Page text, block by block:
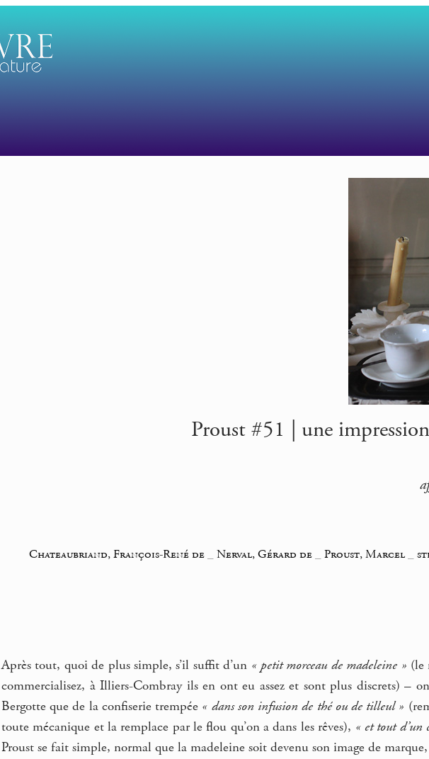
Proust #51 | une
Chateaubriand, François-René de _Nerval, Gérard de _Proust, Marcel _
Après tout, quoi de plus simple, s’il suffit d’un « petit morceau de madeleine » (le
commercialisez, à Illiers-Combray ils en ont eu assez et sont plus discrets) –
Bergotte que de la confiserie trempée « dans son infusion de thé ou de tilleul »
toute mécanique et la remplace par le flou qu’on a dans les rêves), « et tout d’un
Proust se fait simple, normal que la madeleine soit devenu son image de